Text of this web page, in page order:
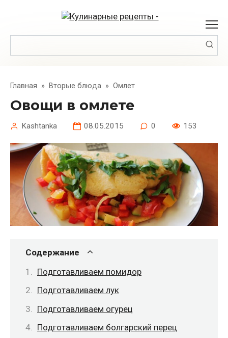
Главная » Вторые блюда » Омлет
Овощи в омлете
Kashtanka 08.05.2015 0 153
Содержание
Подготавливаем помидор
Подготавливаем лук
Подготавливаем огурец
Подготавливаем болгарский перец